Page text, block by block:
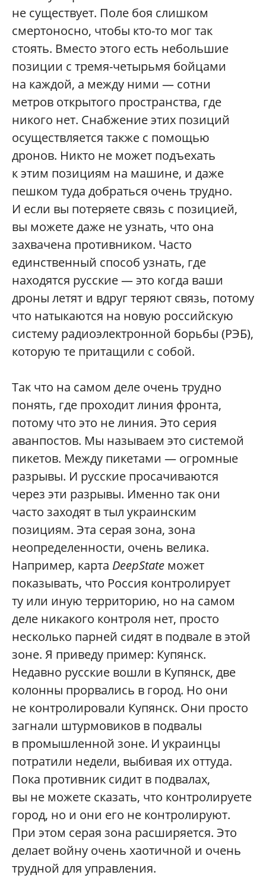
не существует. Поле боя слишком
смертоносно, чтобы кто-то мог так
стоять. Вместо этого есть небольшие
позиции с тремя-четырьмя бойцами
на каждой, а между ними — сотни
метров открытого пространства, где
никого нет. Снабжение этих позиций
осуществляется также с помощью
дронов. Никто не может подъехать
к этим позициям на машине, и даже
пешком туда добраться очень трудно.
И если вы потеряете связь с позицией,
вы можете даже не узнать, что она
захвачена противником. Часто
единственный способ узнать, где
находятся русские — это когда ваши
дроны летят и вдруг теряют связь, потому
что натыкаются на новую российскую
систему радиоэлектронной борьбы (РЭБ),
которую те притащили с собой.
Так что на самом деле очень трудно
понять, где проходит линия фронта,
потому что это не линия. Это серия
аванпостов. Мы называем это системой
пикетов. Между пикетами — огромные
разрывы. И русские просачиваются
через эти разрывы. Именно так они
часто заходят в тыл украинским
позициям. Эта серая зона, зона
неопределенности, очень велика.
Например, карта DeepState может
показывать, что Россия контролирует
ту или иную территорию, но на самом
деле никакого контроля нет, просто
несколько парней сидят в подвале в этой
зоне. Я приведу пример: Купянск.
Недавно русские вошли в Купянск, две
колонны прорвались в город. Но они
не контролировали Купянск. Они просто
загнали штурмовиков в подвалы
в промышленной зоне. И украинцы
потратили недели, выбивая их оттуда.
Пока противник сидит в подвалах,
вы не можете сказать, что контролируете
город, но и они его не контролируют.
При этом серая зона расширяется. Это
делает войну очень хаотичной и очень
трудной для управления.